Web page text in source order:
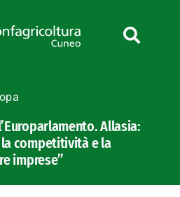
Allasia:
competitività e la
imprese”